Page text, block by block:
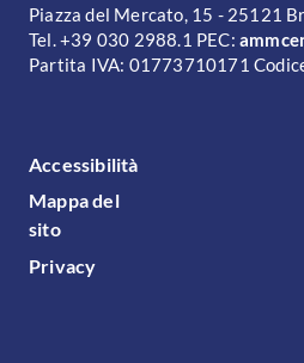
Piazza del Mercato, 15 - 25121
Tel. +39 030 2988.1 PEC:
Partita IVA: 01773710171
FOOTER MENU
Accessibilità
Mappa del
sito
Privacy